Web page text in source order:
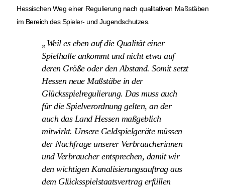
Hessischen Weg einer Regulierung nach qualitativen Maßstäben
im Bereich des Spieler- und Jugendschutzes.
„Weil es eben auf die Qualität einer
Spielhalle ankommt und nicht etwa auf
deren Größe oder den Abstand. Somit setzt
Hessen neue Maßstäbe in der
Glücksspielregulierung. Das muss auch
für die Spielverordnung gelten, an der
auch das Land Hessen maßgeblich
mitwirkt. Unsere Geldspielgeräte müssen
der Nachfrage unserer Verbraucherinnen
und Verbraucher entsprechen, damit wir
den wichtigen Kanalisierungsauftrag aus
dem Glücksspielstaatsvertrag erfüllen